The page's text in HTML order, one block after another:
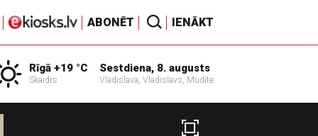
ABONĒT IENĀKT
Rīgā +19 °C
Skaidrs
Sestdiena, 8. augusts
Vladislava, Vladislavs, Mudīte